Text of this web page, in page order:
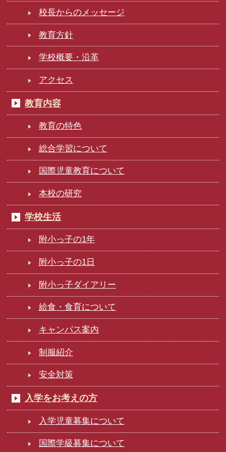
校長からのメッセージ
教育方針
学校概要・沿革
アクセス
教育内容
教育の特色
総合学習について
国際児童教育について
本校の研究
学校生活
附小っ子の1年
附小っ子の1日
附小っ子ダイアリー
給食・食育について
キャンパス案内
制服紹介
安全対策
入学をお考えの方
入学児童募集について
国際学級募集について